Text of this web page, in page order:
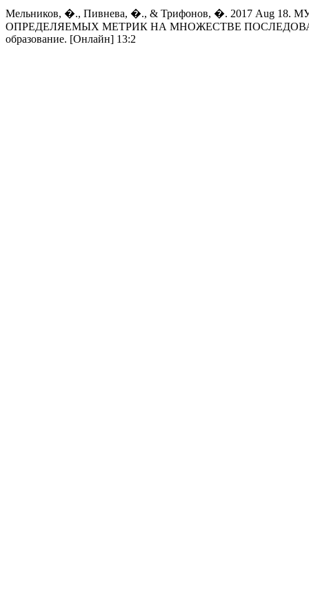
Мельников, �., Пивнева, �., & Трифонов, �. 2017
ОПРЕДЕЛЯЕМЫХ МЕТРИК НА МНОЖЕСТВЕ
образование. [Онлайн] 13:2